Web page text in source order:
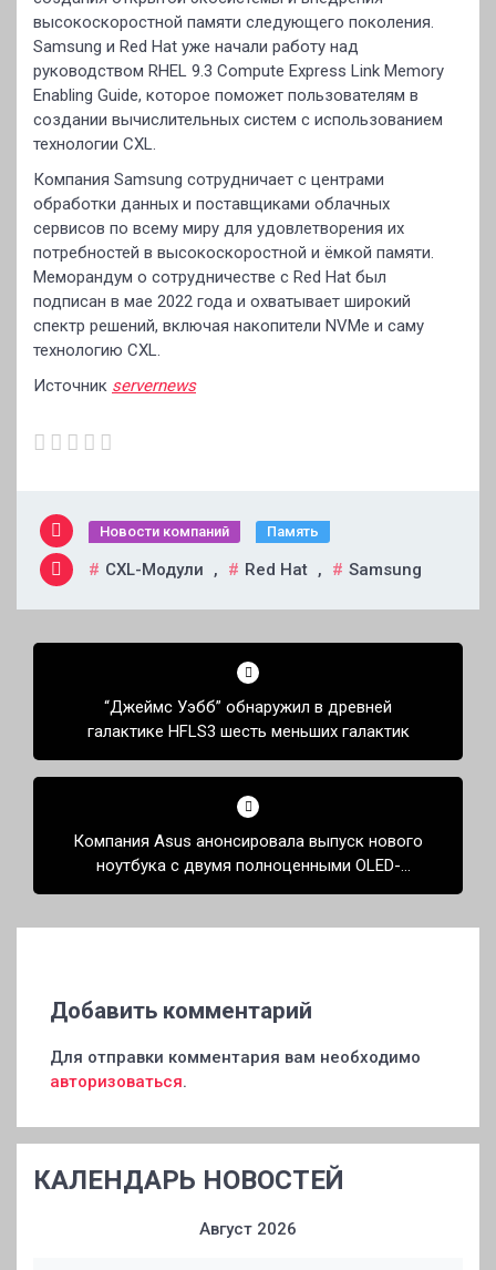
высокоскоростной памяти следующего поколения.
Samsung и Red Hat уже начали работу над
руководством RHEL 9.3 Compute Express Link Memory
Enabling Guide, которое поможет пользователям в
создании вычислительных систем с использованием
технологии CXL.
Компания Samsung сотрудничает с центрами
обработки данных и поставщиками облачных
сервисов по всему миру для удовлетворения их
потребностей в высокоскоростной и ёмкой памяти.
Меморандум о сотрудничестве с Red Hat был
подписан в мае 2022 года и охватывает широкий
спектр решений, включая накопители NVMe и саму
технологию CXL.
Источник servernews
Новости компаний Память
CXL-Модули , Red Hat , Samsung
Навигация
записям“Джеймс Уэбб” обнаружил в древней
галактике HFLS3 шесть меньших галактик
Компания Asus анонсировала выпуск нового
ноутбука с двумя полноценными OLED-
экранами
Добавить комментарий
Для отправки комментария вам необходимо
авторизоваться.
КАЛЕНДАРЬ НОВОСТЕЙ
Август 2026